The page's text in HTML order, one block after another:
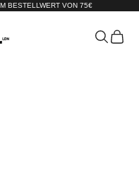
BESTELLWERT VON 75€
Suchen